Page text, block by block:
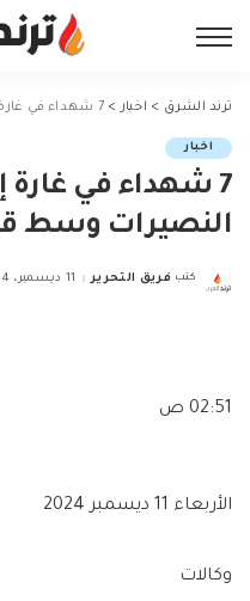
ترند الشرق > اخبار >7 شهداء في غارة إسرائيلية على مخيم النصيرات وسط قطاع غزة
اخبار
7 شهداء في غارة
النصيرات وسط
Posted
كتب فريق التحرير 11 ديسمبر، 2024
02:51 ص
الأربعاء 11 ديسمبر 2024
وكالات